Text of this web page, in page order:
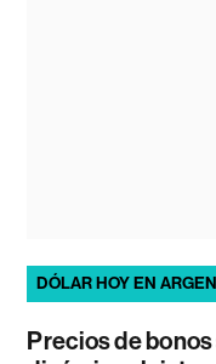
DÓLAR HOY EN
Precios de